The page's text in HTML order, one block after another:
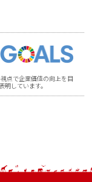
点で企業価値の向上を目
しています。